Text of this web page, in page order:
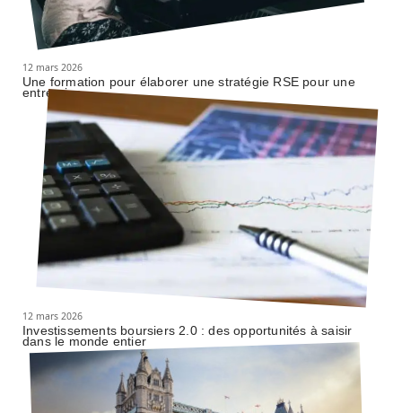
12 mars 2026
Une formation pour élaborer une stratégie RSE pour une
entreprise
12 mars 2026
Investissements boursiers 2.0 : des opportunités à saisir
dans le monde entier